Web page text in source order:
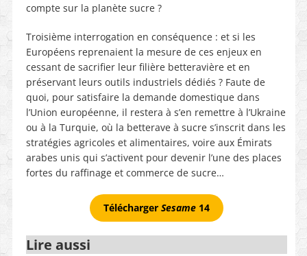
compte sur la planète sucre ?
Troisième interrogation en conséquence : et si les
Européens reprenaient la mesure de ces enjeux en
cessant de sacrifier leur filière betteravière et en
préservant leurs outils industriels dédiés ? Faute de
quoi, pour satisfaire la demande domestique dans
l’Union européenne, il restera à s’en remettre à l’Ukraine
ou à la Turquie, où la betterave à sucre s’inscrit dans les
stratégies agricoles et alimentaires, voire aux Émirats
arabes unis qui s’activent pour devenir l’une des places
fortes du raffinage et commerce de sucre…
Télécharger Sesame14
Lire aussi